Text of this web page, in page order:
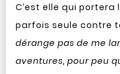
C’est elle qui portera
parfois seule contre
dérange pas de me
aventures, pour peu